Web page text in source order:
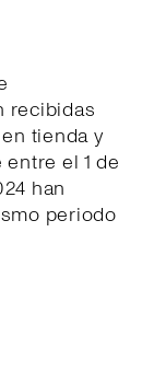
recibidas
tienda y
el 1 de
han
periodo